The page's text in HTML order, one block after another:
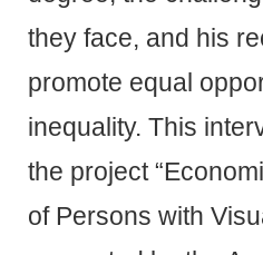
they face, and his
promote equal
inequality. This
the project
of Persons with